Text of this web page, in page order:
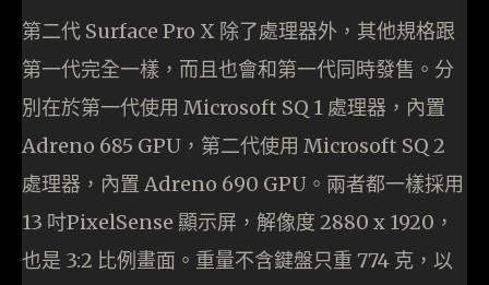
第二代 Surface Pro X 除了處理器外，其他規格跟
第一代完全一樣，而且也會和第一代同時發售。分
別在於第一代使用 Microsoft SQ 1 處理器，內置
Adreno 685 GPU，第二代使用 Microsoft SQ 2
處理器，內置 Adreno 690 GPU。兩者都一樣採用
13 吋PixelSense 顯示屏，解像度 2880 x 1920，
也是 3:2 比例畫面。重量不含鍵盤只重 774 克，以